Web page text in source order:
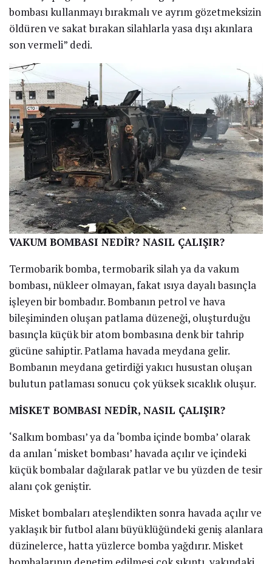
bombası kullanmayı bırakmalı ve ayrım gözetmeksizin
öldüren ve sakat bırakan silahlarla yasa dışı akınlara
son vermeli” dedi.
VAKUM BOMBASI NEDİR? NASIL ÇALIŞIR?
Termobarik bomba, termobarik silah ya da vakum
bombası, nükleer olmayan, fakat ısıya dayalı basınçla
işleyen bir bombadır. Bombanın petrol ve hava
bileşiminden oluşan patlama düzeneği, oluşturduğu
basınçla küçük bir atom bombasına denk bir tahrip
gücüne sahiptir. Patlama havada meydana gelir.
Bombanın meydana getirdiği yakıcı husustan oluşan
bulutun patlaması sonucu çok yüksek sıcaklık oluşur.
MİSKET BOMBASI NEDİR, NASIL ÇALIŞIR?
‘Salkım bombası’ ya da ‘bomba içinde bomba’ olarak
da anılan ‘misket bombası’ havada açılır ve içindeki
küçük bombalar dağılarak patlar ve bu yüzden de tesir
alanı çok geniştir.
Misket bombaları ateşlendikten sonra havada açılır ve
yaklaşık bir futbol alanı büyüklüğündeki geniş alanlara
düzinelerce, hatta yüzlerce bomba yağdırır. Misket